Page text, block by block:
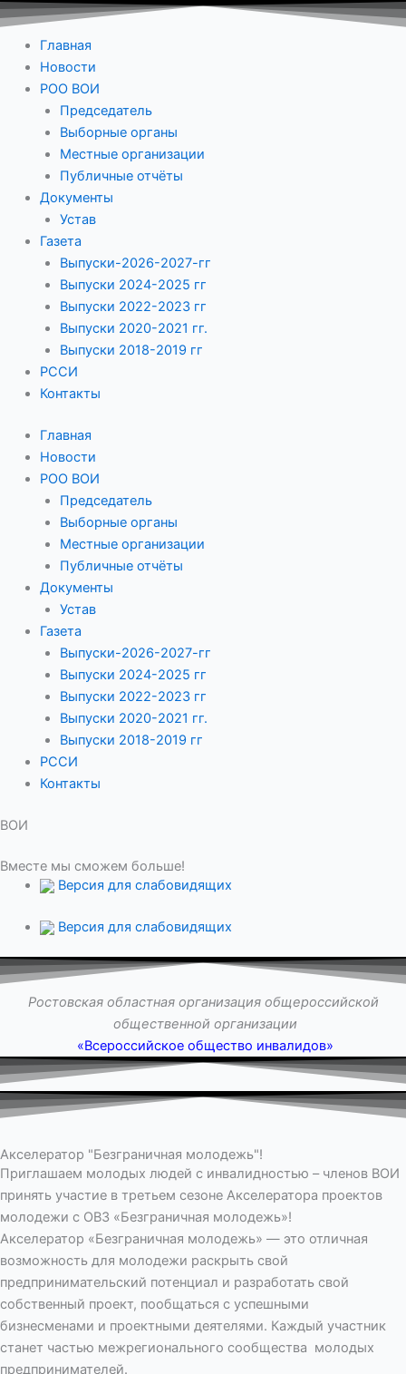
Главная
Новости
РОО ВОИ
Председатель
Выборные органы
Местные организации
Публичные отчёты
Документы
Устав
Газета
Выпуски-2026-2027-гг
Выпуски 2024-2025 гг
Выпуски 2022-2023 гг
Выпуски 2020-2021 гг.
Выпуски 2018-2019 гг
РССИ
Контакты
Главная
Новости
РОО ВОИ
Председатель
Выборные органы
Местные организации
Публичные отчёты
Документы
Устав
Газета
Выпуски-2026-2027-гг
Выпуски 2024-2025 гг
Выпуски 2022-2023 гг
Выпуски 2020-2021 гг.
Выпуски 2018-2019 гг
РССИ
Контакты
ВОИ
Вместе мы сможем больше!
Версия для слабовидящих
Версия для слабовидящих
Ростовская областная организация общероссийской
общественной организации
«Всероссийское общество инвалидов»
Акселератор "Безграничная молодежь"!
Приглашаем молодых людей с инвалидностью – членов ВОИ
принять участие в третьем сезоне Акселератора проектов
молодежи с ОВЗ «Безграничная молодежь»!
Акселератор «Безграничная молодежь» — это отличная
возможность для молодежи раскрыть свой
предпринимательский потенциал и разработать свой
собственный проект, пообщаться с успешными
бизнесменами и проектными деятелями. Каждый участник
станет частью межрегионального сообщества молодых
предпринимателей.